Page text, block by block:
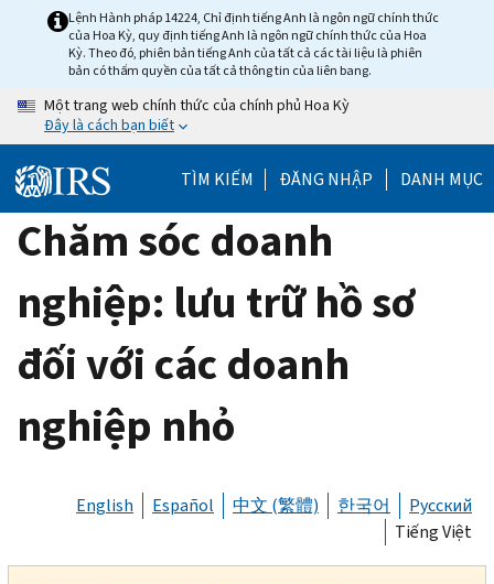
Lệnh Hành pháp 14224, Chỉ định tiếng Anh là ngôn ngữ chính thức
của Hoa Kỳ, quy định tiếng Anh là ngôn ngữ chính thức của Hoa
Kỳ. Theo đó, phiên bản tiếng Anh của tất cả các tài liệu là phiên
bản có thẩm quyền của tất cả thông tin của liên bang.
Một trang web chính thức của chính phủ Hoa Kỳ
Đây là cách bạn biết
TÌM KIẾM ĐĂNG NHẬP DANH MỤC
Chăm sóc doanh
nghiệp: lưu trữ hồ sơ
đối với các doanh
nghiệp nhỏ
English Español 中文 (繁體) 한국어
Русский
Tiếng Việt